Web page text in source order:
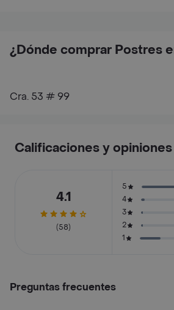
¿Dónde comprar Postres
Cra. 53 # 99
Calificaciones y
4.1
(58)
5
4
3
2
1
Preguntas frecuentes